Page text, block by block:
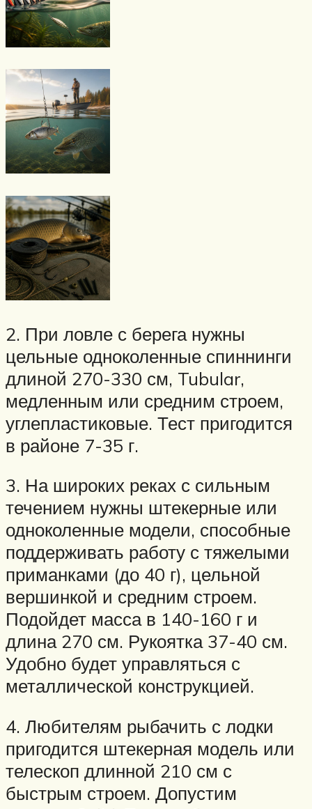
2. При ловле с берега нужны
цельные одноколенные спиннинги
длиной 270-330 см, Tubular,
медленным или средним строем,
углепластиковые. Тест пригодится
в районе 7-35 г.
3. На широких реках с сильным
течением нужны штекерные или
одноколенные модели, способные
поддерживать работу с тяжелыми
приманками (до 40 г), цельной
вершинкой и средним строем.
Подойдет масса в 140-160 г и
длина 270 см. Рукоятка 37-40 см.
Удобно будет управляться с
металлической конструкцией.
4. Любителям рыбачить с лодки
пригодится штекерная модель или
телескоп длинной 210 см с
быстрым строем. Допустим